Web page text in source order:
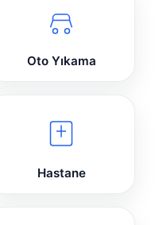
Oto Yıkama
Hastane